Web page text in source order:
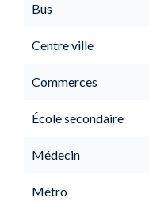
Bus
Centre ville
Commerces
École secondaire
Médecin
Métro